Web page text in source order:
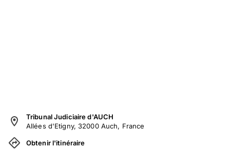
Tribunal Judiciaire d'AUCH
Allées d'Etigny, 32000 Auch, France
Obtenir l'itinéraire